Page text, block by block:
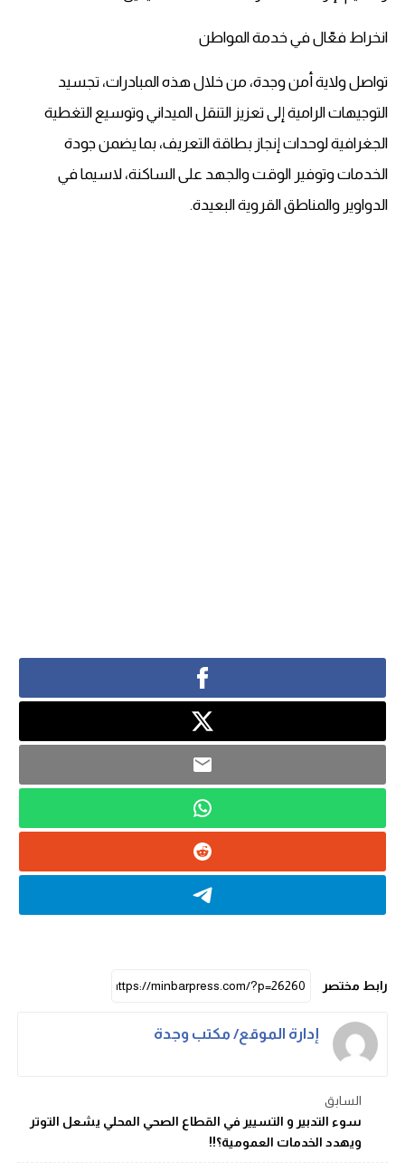
انخراط فعّال في خدمة المواطن
تواصل ولاية أمن وجدة، من خلال هذه المبادرات، تجسيد
التوجيهات الرامية إلى تعزيز التنقل الميداني وتوسيع التغطية
الجغرافية لوحدات إنجاز بطاقة التعريف، بما يضمن جودة
الخدمات وتوفير الوقت والجهد على الساكنة، لاسيما في
الدواوير والمناطق القروية البعيدة.
رابط مختصر
إدارة الموقع/ مكتب وجدة
السابق
سوء التدبير و التسيير في القطاع الصحي المحلي يشعل التوتر
ويهدد الخدمات العمومية؟!!